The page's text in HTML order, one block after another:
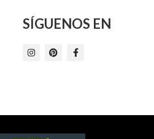
SÍGUENOS EN
I
n
m
P
i
t
F
a
-